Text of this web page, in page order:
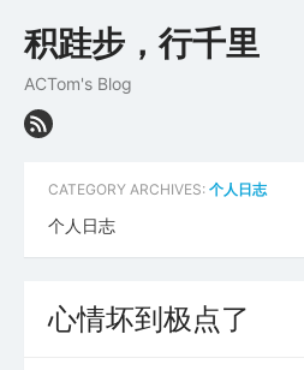
to
积跬步，行千里
ACTom's Blog
CATEGORY ARCHIVES: 个人日志
个人日志
心情坏到极点了